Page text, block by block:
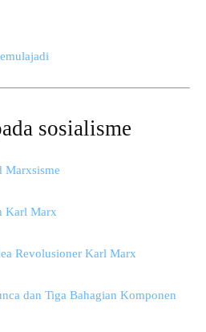
sosialisme
Marxsisme
Karl Marx
Revolusioner Karl Marx
dan Tiga Bahagian Komponen